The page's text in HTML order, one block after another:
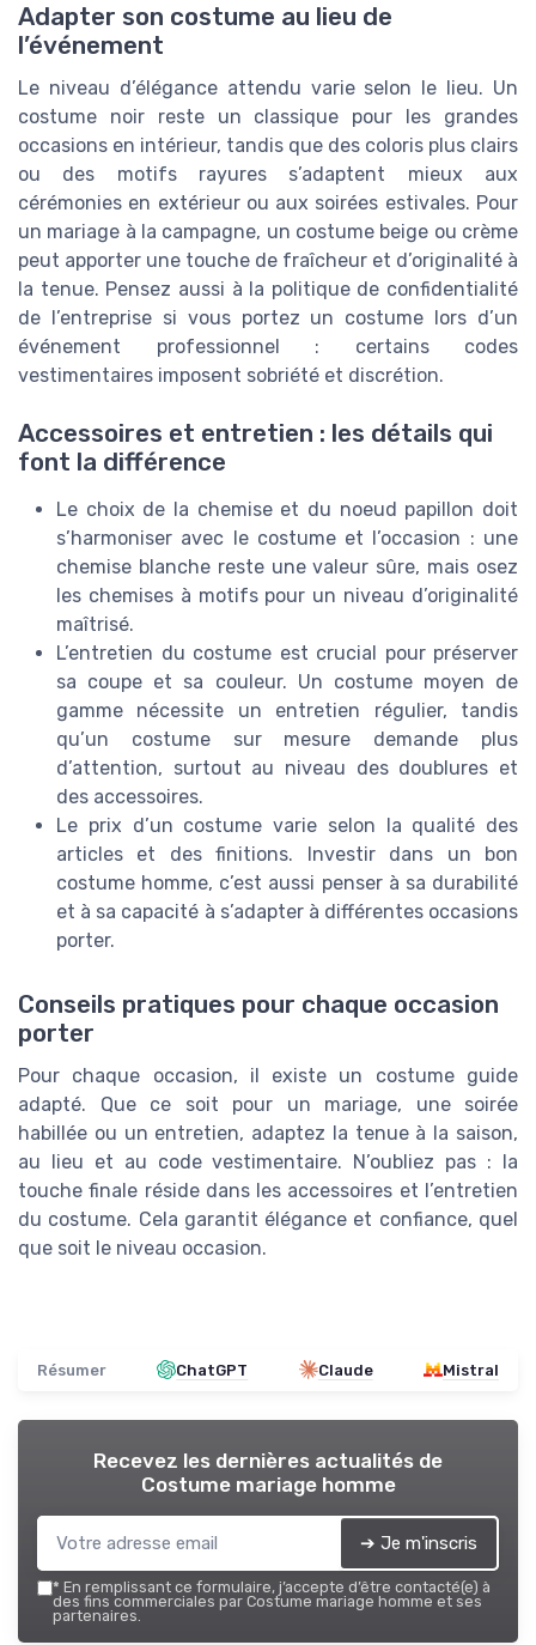
Adapter son costume au lieu de
l’événement
Le niveau d’élégance attendu varie selon le lieu. Un
costume noir reste un classique pour les grandes
occasions en intérieur, tandis que des coloris plus clairs
ou des motifs rayures s’adaptent mieux aux
cérémonies en extérieur ou aux soirées estivales. Pour
un mariage à la campagne, un costume beige ou crème
peut apporter une touche de fraîcheur et d’originalité à
la tenue. Pensez aussi à la politique de confidentialité
de l’entreprise si vous portez un costume lors d’un
événement professionnel : certains codes
vestimentaires imposent sobriété et discrétion.
Accessoires et entretien : les détails qui
font la différence
Le choix de la chemise et du noeud papillon doit
s’harmoniser avec le costume et l’occasion : une
chemise blanche reste une valeur sûre, mais osez
les chemises à motifs pour un niveau d’originalité
maîtrisé.
L’entretien du costume est crucial pour préserver
sa coupe et sa couleur. Un costume moyen de
gamme nécessite un entretien régulier, tandis
qu’un costume sur mesure demande plus
d’attention, surtout au niveau des doublures et
des accessoires.
Le prix d’un costume varie selon la qualité des
articles et des finitions. Investir dans un bon
costume homme, c’est aussi penser à sa durabilité
et à sa capacité à s’adapter à différentes occasions
porter.
Conseils pratiques pour chaque occasion
porter
Pour chaque occasion, il existe un costume guide
adapté. Que ce soit pour un mariage, une soirée
habillée ou un entretien, adaptez la tenue à la saison,
au lieu et au code vestimentaire. N’oubliez pas : la
touche finale réside dans les accessoires et l’entretien
du costume. Cela garantit élégance et confiance, quel
que soit le niveau occasion.
Résumer ChatGPT Claude Mistral
Recevez les dernières actualités de
Costume mariage homme
➔ Je m'inscris
* En remplissant ce formulaire, j’accepte d’être contacté(e) à
des fins commerciales par Costume mariage homme et ses
partenaires.